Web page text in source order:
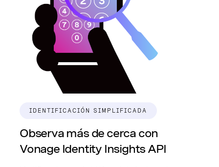
IDENTIFICACIÓN SIMPLIFICADA
Observa más de cerca con
Vonage Identity Insights API